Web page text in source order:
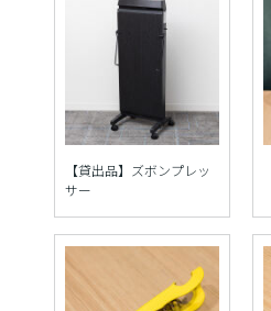
【貸出品】ズボンプレッ
サー